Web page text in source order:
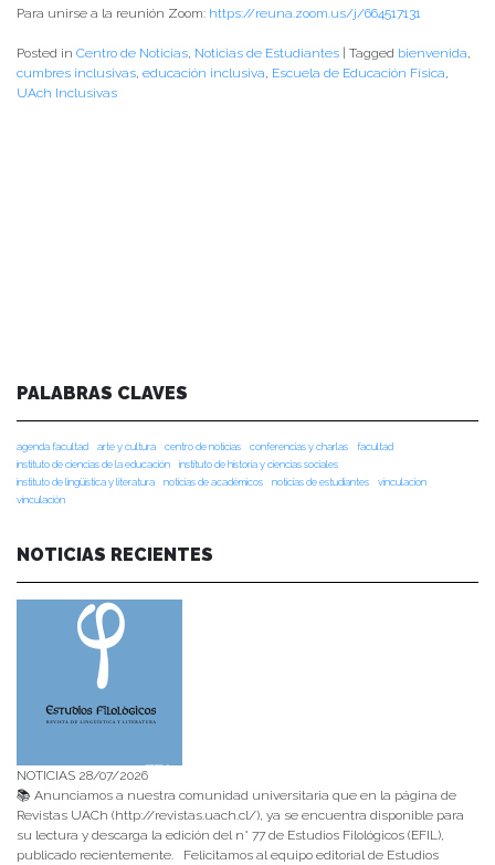
Para unirse a la reunión Zoom: https://reuna.zoom.us/j/664517131
Posted in Centro de Noticias, Noticias de Estudiantes Tagged bienvenida,
cumbres inclusivas, educación inclusiva, Escuela de Educación Física,
UAch Inclusivas
PALABRAS CLAVES
agenda facultad arte y cultura centro de noticias conferencias y charlas
facultad
instituto de ciencias de la educación
instituto de historia y ciencias sociales
instituto de lingüística y literatura
noticias de académicos noticias de estudiantes
vinculacion
vinculación
NOTICIAS RECIENTES
NOTICIAS 28/07/2026
📚 Anunciamos a nuestra comunidad universitaria que en la página de
Revistas UACh (http://revistas.uach.cl/), ya se encuentra disponible para
su lectura y descarga la edición del n° 77 de Estudios Filológicos (EFIL),
publicado recientemente. Felicitamos al equipo editorial de Estudios